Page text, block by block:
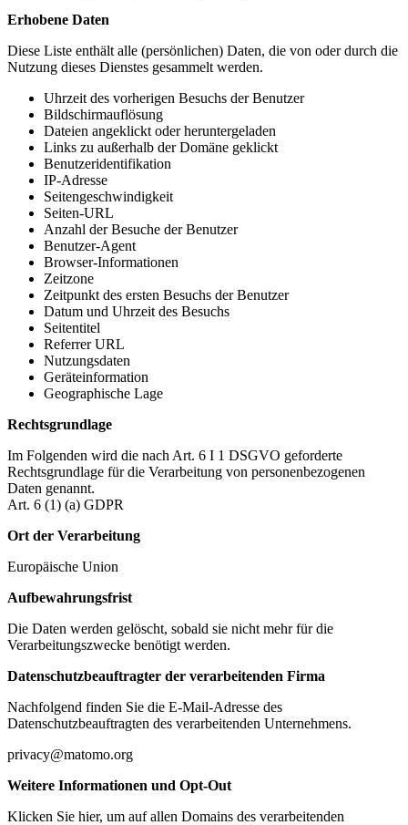
Erhobene Daten
Diese Liste enthält alle (persönlichen) Daten, die von oder durch die
Nutzung dieses Dienstes gesammelt werden.
Uhrzeit des vorherigen Besuchs der Benutzer
Bildschirmauflösung
Dateien angeklickt oder heruntergeladen
Links zu außerhalb der Domäne geklickt
Benutzeridentifikation
IP-Adresse
Seitengeschwindigkeit
Seiten-URL
Anzahl der Besuche der Benutzer
Benutzer-Agent
Browser-Informationen
Zeitzone
Zeitpunkt des ersten Besuchs der Benutzer
Datum und Uhrzeit des Besuchs
Seitentitel
Referrer URL
Nutzungsdaten
Geräteinformation
Geographische Lage
Rechtsgrundlage
Im Folgenden wird die nach Art. 6 I 1 DSGVO geforderte
Rechtsgrundlage für die Verarbeitung von personenbezogenen
Daten genannt.
Art. 6 (1) (a) GDPR
Ort der Verarbeitung
Europäische Union
Aufbewahrungsfrist
Die Daten werden gelöscht, sobald sie nicht mehr für die
Verarbeitungszwecke benötigt werden.
Datenschutzbeauftragter der verarbeitenden Firma
Nachfolgend finden Sie die E-Mail-Adresse des
Datenschutzbeauftragten des verarbeitenden Unternehmens.
privacy@matomo.org
Weitere Informationen und Opt-Out
Klicken Sie hier, um auf allen Domains des verarbeitenden